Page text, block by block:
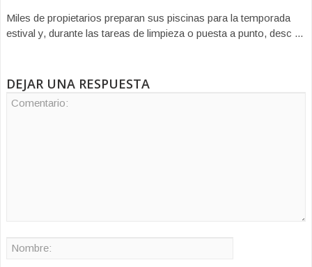
Miles de propietarios preparan sus piscinas para la temporada
estival y, durante las tareas de limpieza o puesta a punto, desc ...
DEJAR UNA RESPUESTA